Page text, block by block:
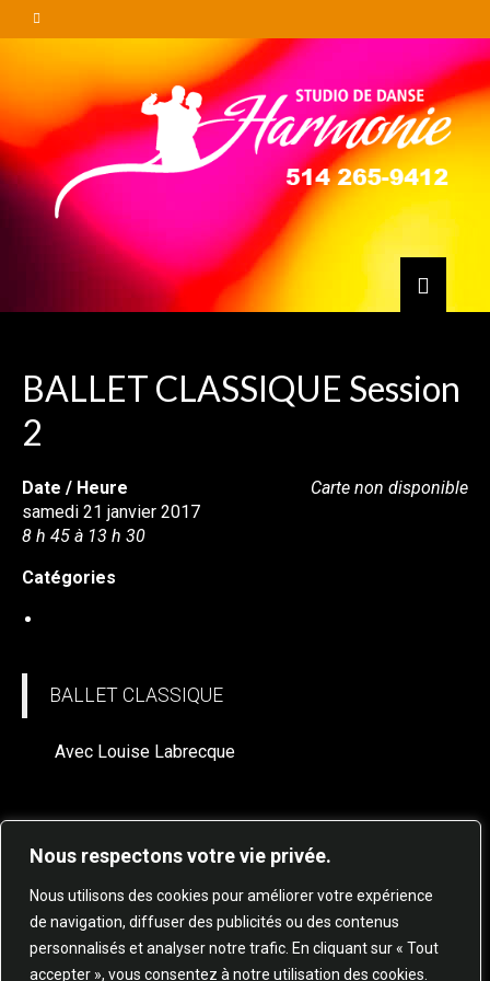
Nous respectons votre vie privée.
Nous utilisons des cookies pour améliorer votre expérience
de navigation, diffuser des publicités ou des contenus
personnalisés et analyser notre trafic. En cliquant sur « Tout
accepter », vous consentez à notre utilisation des cookies.
BALLET CLASSIQUE Session
2
Carte non disponible
Date / Heure
samedi 21 janvier 2017
8 h 45 à 13 h 30
Catégories
BALLET CLASSIQUE
Avec Louise Labrecque
© 2025 STUDIO DE DANSE HARMONIE TOUS